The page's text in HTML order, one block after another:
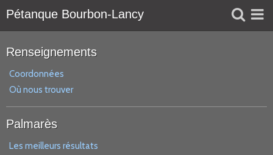
Pétanque Bourbon-Lancy
Liens
Réservation
Renseignements
Coordonnées
Où nous trouver
Palmarès
Les meilleurs résultats